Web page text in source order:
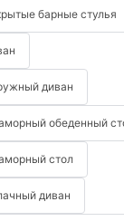
барные стулья
диван
обеденный
стол
диван